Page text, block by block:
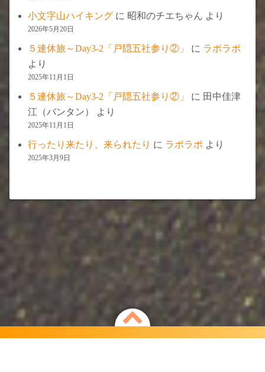
小文字山ハイキング に 昭和のチエちゃん より
2026年5月20日
５連休旅～Day3-2「戸隠五社参り②」 に ラポラポ
より
2025年11月1日
５連休旅～Day3-2「戸隠五社参り②」 に 田中佳津
江（バンタン）
より
2025年11月1日
行ったり来たり、来られたり に ラポラポ より
2025年3月9日